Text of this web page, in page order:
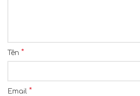
Tên *
Email *